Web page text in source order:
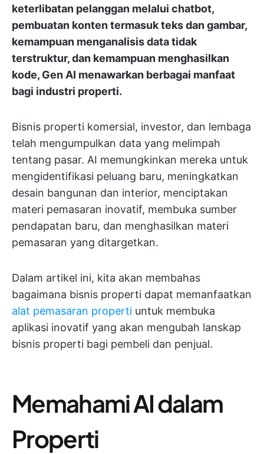
keterlibatan pelanggan melalui chatbot,
pembuatan konten termasuk teks dan gambar,
kemampuan menganalisis data tidak
terstruktur, dan kemampuan menghasilkan
kode, Gen AI menawarkan berbagai manfaat
bagi industri properti.
Bisnis properti komersial, investor, dan lembaga
telah mengumpulkan data yang melimpah
tentang pasar. AI memungkinkan mereka untuk
mengidentifikasi peluang baru, meningkatkan
desain bangunan dan interior, menciptakan
materi pemasaran inovatif, membuka sumber
pendapatan baru, dan menghasilkan materi
pemasaran yang ditargetkan.
Dalam artikel ini, kita akan membahas
bagaimana bisnis properti dapat memanfaatkan
alat pemasaran properti untuk membuka
aplikasi inovatif yang akan mengubah lanskap
bisnis properti bagi pembeli dan penjual.
Memahami AI dalam
Properti